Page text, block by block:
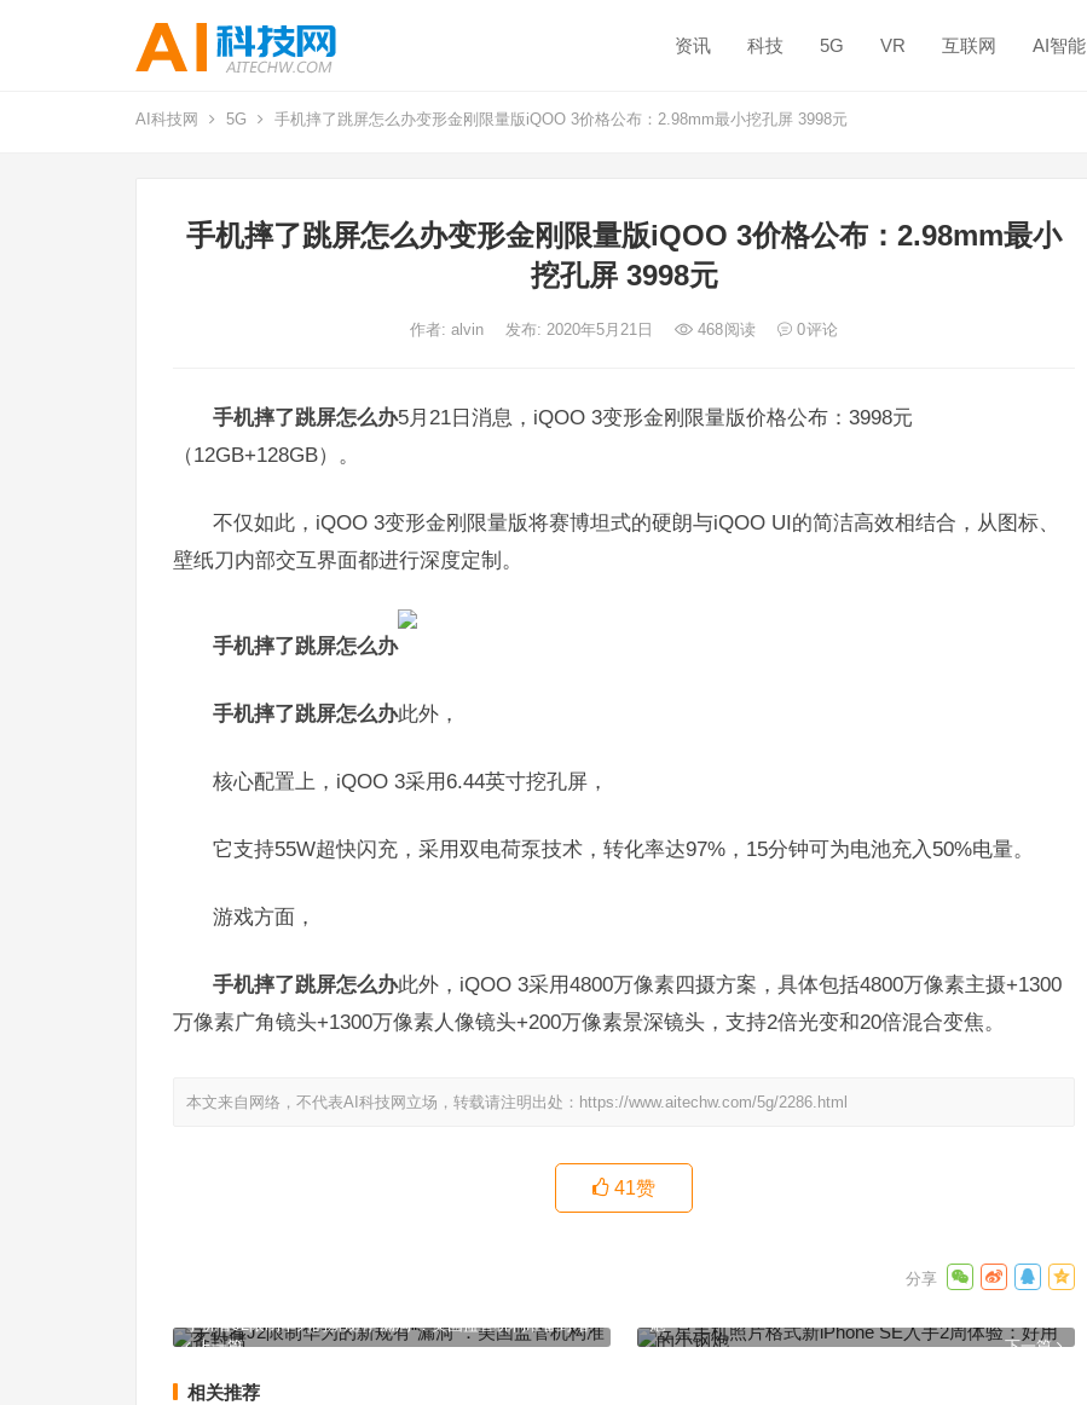
资讯 科技 5G VR 互联网 AI智能
AI科技网 5G 手机摔了跳屏怎么办变形金刚限量版iQOO 3价格公布：2.98mm最小挖孔屏 3998元
手机摔了跳屏怎么办变形金刚限量版iQOO 3价格公布：2.98mm最小
挖孔屏 3998元
作者: alvin 发布: 2020年5月21日 468阅读 0评论
手机摔了跳屏怎么办5月21日消息，iQOO 3变形金刚限量版价格公布：3998元
（12GB+128GB）。
不仅如此，iQOO 3变形金刚限量版将赛博坦式的硬朗与iQOO UI的简洁高效相结合，从图标、
壁纸刀内部交互界面都进行深度定制。
手机摔了跳屏怎么办
手机摔了跳屏怎么办此外，
核心配置上，iQOO 3采用6.44英寸挖孔屏，
它支持55W超快闪充，采用双电荷泵技术，转化率达97%，15分钟可为电池充入50%电量。
游戏方面，
手机摔了跳屏怎么办此外，iQOO 3采用4800万像素四摄方案，具体包括4800万像素主摄+1300
万像素广角镜头+1300万像素人像镜头+200万像素景深镜头，支持2倍光变和20倍混合变焦。
本文来自网络，不代表AI科技网立场，转载请注明出处： https://www.aitechw.com/5g/2286.html
41赞
上一篇
手机看J2限制华为的新规有“漏洞”：美国监管机构准备封堵
下一篇
炮
相关推荐